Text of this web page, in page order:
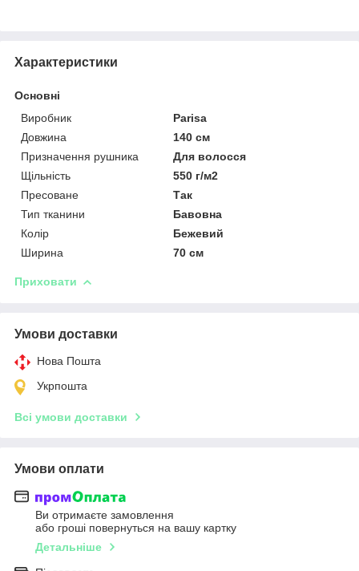
Характеристики
Основні
Виробник
Parisa
Довжина
140 см
Призначення рушника
Для волосся
Щільність
550 г/м2
Пресоване
Так
Тип тканини
Бавовна
Колір
Бежевий
Ширина
70 см
Приховати
Умови доставки
Нова Пошта
Укрпошта
Всі умови доставки
Умови оплати
Ви отримаєте замовлення
або гроші повернуться на вашу картку
Детальніше